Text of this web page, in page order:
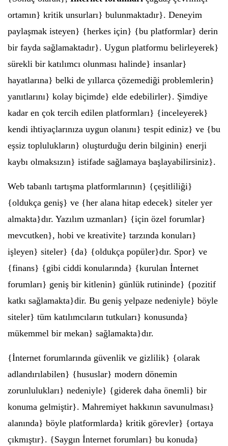
ortamın} kritik unsurları} bulunmaktadır}. Deneyim
paylaşmak isteyen} {herkes için} {bu platformlar} derin
bir fayda sağlamaktadır}. Uygun platformu belirleyerek}
sürekli bir katılımcı olunması halinde} insanlar}
hayatlarına} belki de yıllarca çözemediği problemlerin}
yanıtlarını} kolay biçimde} elde edebilirler}. Şimdiye
kadar en çok tercih edilen platformları} {inceleyerek}
kendi ihtiyaçlarınıza uygun olanını} tespit ediniz} ve {bu
eşsiz toplulukların} oluşturduğu derin bilginin} enerji
kaybı olmaksızın} istifade sağlamaya başlayabilirsiniz}.
Web tabanlı tartışma platformlarının} {çeşitliliği}
{oldukça geniş} ve {her alana hitap edecek} siteler yer
almakta}dır. Yazılım uzmanları} {için özel forumlar}
mevcutken}, hobi ve kreativite} tarzında konuları}
işleyen} siteler} {da} {oldukça popüler}dır. Spor} ve
{finans} {gibi ciddi konularında} {kurulan İnternet
forumları} geniş bir kitlenin} günlük rutininde} {pozitif
katkı sağlamakta}dir. Bu geniş yelpaze nedeniyle} böyle
siteler} tüm katılımcıların tutkuları} konusunda}
mükemmel bir mekan} sağlamakta}dır.
{İnternet forumlarında güvenlik ve gizlilik} {olarak
adlandırılabilen} {hususlar} modern dönemin
zorunlulukları} nedeniyle} {giderek daha önemli} bir
konuma gelmiştir}. Mahremiyet hakkının savunulması}
alanında} böyle platformlarda} kritik görevler} {ortaya
çıkmıştır}. {Saygın İnternet forumları} bu konuda}